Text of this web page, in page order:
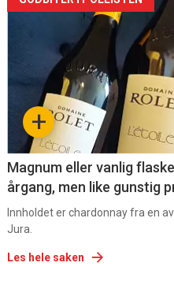
akkurat
nå
+
Magnum eller vanlig
årgang, men like gunstig
Innholdet er chardonnay fra en
Jura.
Les hele saken